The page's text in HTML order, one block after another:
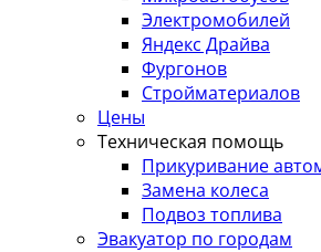
Электромобилей
Яндекс Драйва
Фургонов
Стройматериалов
Цены
Техническая помощь
Прикуривание
Замена колеса
Подвоз топлива
Эвакуатор по городам